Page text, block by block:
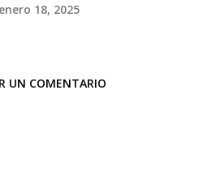
enero 18, 2025
UN COMENTARIO